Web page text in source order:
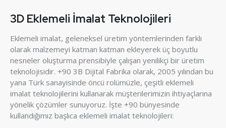
3D Eklemeli İmalat Teknolojileri
Eklemeli imalat, geleneksel üretim yöntemlerinden farklı
olarak malzemeyi katman katman ekleyerek üç boyutlu
nesneler oluşturma prensibiyle çalışan yenilikçi bir üretim
teknolojisidir. +90 3B Dijital Fabrika olarak, 2005 yılından bu
yana Türk sanayisinde öncü rolümüzle, çeşitli eklemeli
imalat teknolojilerini kullanarak müşterilerimizin ihtiyaçlarına
yönelik çözümler sunuyoruz. İşte +90 bünyesinde
kullandığımız başlıca eklemeli imalat teknolojileri: